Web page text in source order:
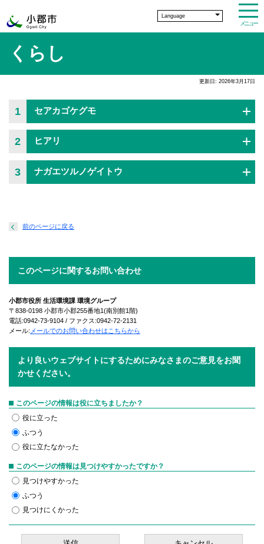
Language
メニュー
くらし
更新日: 2026年3月17日
1 セアカゴケグモ
2 ヒアリ
3 ナガエツルノゲイトウ
前のページに戻る
このページに関するお問い合わせ
小郡市役所 生活環境課 環境グループ
〒838-0198 小郡市小郡255番地1(南別館1階)
電話:0942-73-9104 / ファクス:0942-72-2131
メール: メールでのお問い合わせはこちらから
より良いウェブサイトにするためにみなさまのご意見をお聞
かせください。
このページの情報は役に立ちましたか？
役に立った
ふつう
役に立たなかった
このページの情報は見つけやすかったですか？
見つけやすかった
ふつう
見つけにくかった